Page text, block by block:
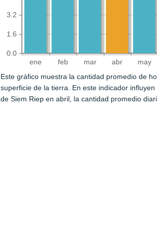
ene feb mar abr may
0.0
1.6
3.2
Este gráfico muestra la cantidad promedio de
superficie de la tierra. En este indicador
de Siem Riep en abril, la cantidad promedio